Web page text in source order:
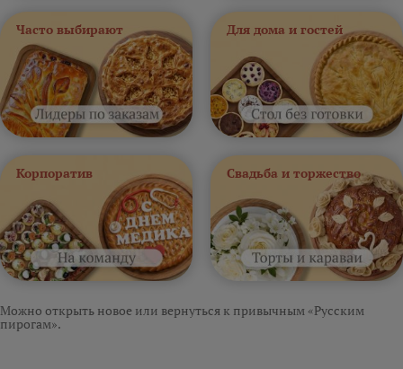
Часто выбирают Для дома и гостей
Корпоратив Свадьба и торжество
Можно открыть новое или вернуться к привычным «Русским
пирогам».